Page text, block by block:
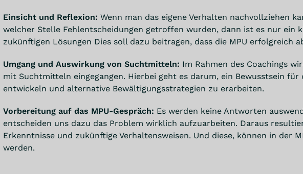
Einsicht und Reflexion: Wenn man das eigene Verhalten nachvollziehen
welcher Stelle Fehlentscheidungen getroffen wurden, dann ist es nur ein
zukünftigen Lösungen Dies soll dazu beitragen, dass die MPU erfolgreich
Umgang und Auswirkung von Suchtmitteln: Im Rahmen des Coachings
mit Suchtmitteln eingegangen. Hierbei geht es darum, ein Bewusstsein für
entwickeln und alternative Bewältigungsstrategien zu erarbeiten.
Vorbereitung auf das MPU-Gespräch: Es werden keine Antworten
entscheiden uns dazu das Problem wirklich aufzuarbeiten. Daraus
Erkenntnisse und zukünftige Verhaltensweisen. Und diese, können in der
werden.